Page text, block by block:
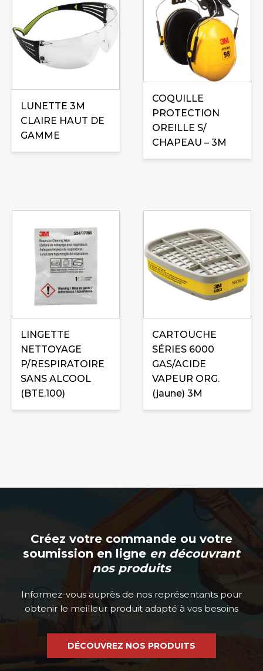
LUNETTE 3M
CLAIRE HAUT DE
GAMME
COQUILLE
PROTECTION
OREILLE S/
CHAPEAU – 3M
LINGETTE
NETTOYAGE
P/RESPIRATOIRE
SANS ALCOOL
(BTE.100)
CARTOUCHE
SÉRIES 6000
GAS/ACIDE
VAPEUR ORG.
(jaune) 3M
Créez votre commande ou votre
soumission en ligne en découvrant
nos produits
Informez-vous auprès de nos représentants pour
obtenir le meilleur produit adapté à vos besoins
DÉCOUVREZ NOS PRODUITS